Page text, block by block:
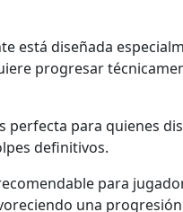
está diseñada
progresar
perfecta para quienes
definitivos.
para
una